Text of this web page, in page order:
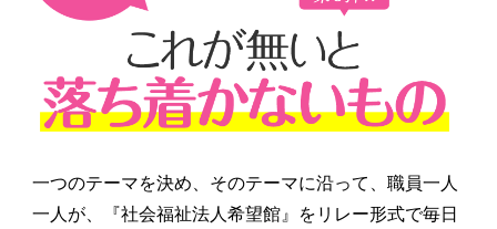
一つのテーマを決め、そのテーマに沿って、職員一人
一人が、『社会福祉法人希望館』をリレー形式で毎日